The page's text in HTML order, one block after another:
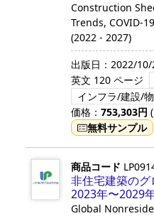
Construction
Trends, COVID-
(2022 - 2027)
出版日： 2022/10/
英文 120 ページ
インフラ/建設/
価格： 753,303円
無料サンプル
商品コード
非住宅建築の
2023年〜2029
Global